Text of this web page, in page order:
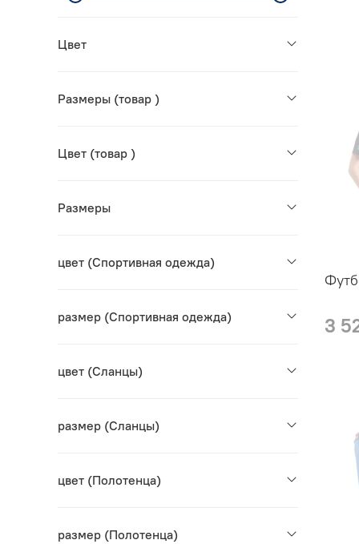
3
Цвет
Размеры (товар )
Цвет (товар )
Размеры
цвет (Cпортивная одежда)
размер (Cпортивная одежда)
цвет (Сланцы)
размер (Сланцы)
цвет (Полотенца)
размер (Полотенца)